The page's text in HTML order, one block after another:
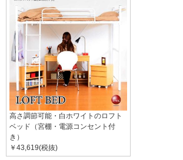
高さ調節可能・白ホワイトのロフト
ベッド（宮棚・電源コンセント付
き）
￥43,619(税抜)